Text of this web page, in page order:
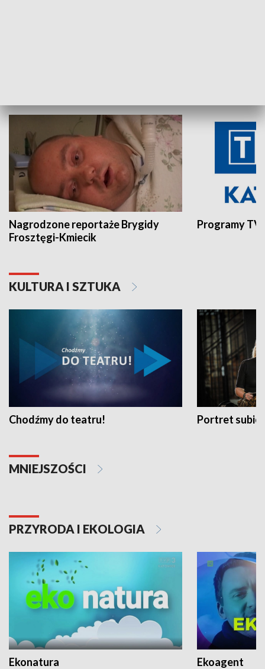
Nagrodzone reportaże Brygidy
Frosztęgi-Kmiecik
Programy
KULTURA I SZTUKA
Chodźmy do teatru! Portret
MNIEJSZOŚCI
PRZYRODA I EKOLOGIA
Ekonatura Ekoagent